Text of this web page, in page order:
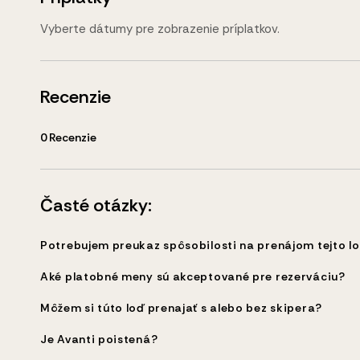
Vyberte dátumy pre zobrazenie príplatkov.
Recenzie
0 Recenzie
Časté otázky:
Potrebujem preukaz spôsobilosti na prenájom tejto
Aké platobné meny sú akceptované pre rezerváciu?
Môžem si túto loď prenajať s alebo bez skipera?
Je Avanti poistená?